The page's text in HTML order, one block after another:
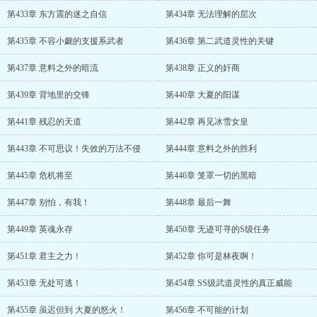
第433章 东方震的迷之自信 第434章 无法理解的层次
第435章 不容小觑的支援系武者 第436章 第二武道灵性的关键
第437章 意料之外的暗流 第438章 正义的奸商
第439章 背地里的交锋 第440章 大夏的阳谋
第441章 残忍的天道 第442章 再见冰雪女皇
第443章 不可思议！失效的万法不侵 第444章 意料之外的胜利
第445章 危机将至 第446章 笼罩一切的黑暗
第447章 别怕，有我！ 第448章 最后一舞
第449章 英魂永存 第450章 无迹可寻的S级任务
第451章 君主之力！ 第452章 你可是林夜啊！
第453章 无处可逃！ 第454章 SS级武道灵性的真正威能
第455章 虽迟但到 大夏的怒火！ 第456章 不可能的计划